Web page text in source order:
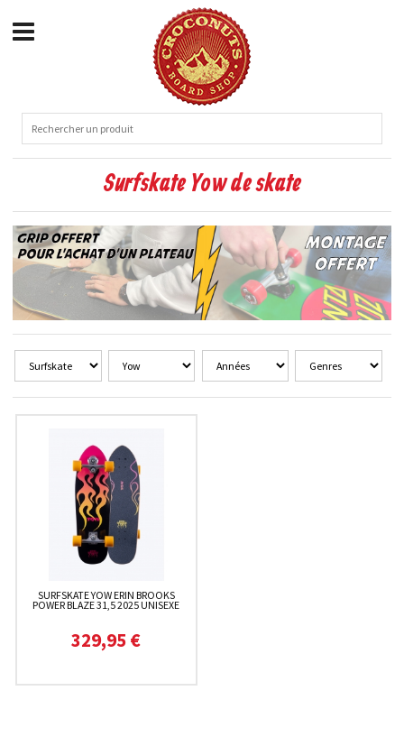
Surfskate Yow de skate
SURFSKATE YOW ERIN BROOKS
POWER BLAZE 31,5 2025 UNISEXE
329,95 €